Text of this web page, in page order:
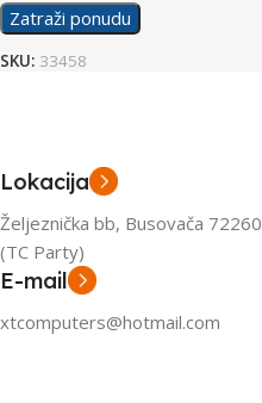
Zatraži ponudu
SKU: 33458
Lokacija
Željeznička bb, Busovača 72260
(TC Party)
E-mail
xtcomputers@hotmail.com